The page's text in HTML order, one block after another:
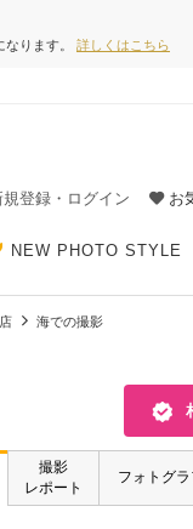
ります。 詳しくはこちら
規登録・ログイン
お
NEW PHOTO STYLE
海での撮影
撮影
レポート
フォトグ